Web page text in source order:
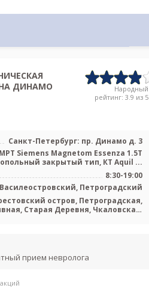
ДИНАМО
Народный
рейтинг: 3.9 из 5
Санкт-Петербург: пр. Динамо д. 3
МРТ Siemens Magnetom Essenza 1.5T
закрытый тип, КТ Aquil ...
8:30-19:00
Василеостровский, Петроградский
остров, Петроградская,
Старая Деревня, Чкаловская,
прием невролога